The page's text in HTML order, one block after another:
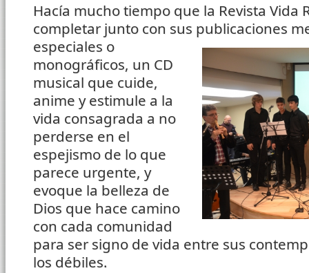
Hacía mucho tiempo que la Revista Vida
completar junto con sus publicaciones
especiales o
monográficos, un CD
musical que cuide,
anime y estimule a la
vida consagrada a no
perderse en el
espejismo de lo que
parece urgente, y
evoque la belleza de
Dios que hace camino
con cada comunidad
para ser signo de vida entre sus
los débiles.